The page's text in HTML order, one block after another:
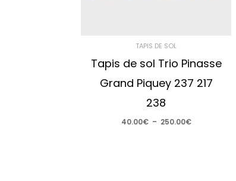
TAPIS DE SOL
Tapis de sol Trio Pinasse
Grand Piquey 237 217
238
40.00€ – 250.00€